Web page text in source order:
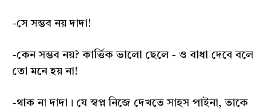
-সে সম্ভব নয় দাদা!
-কেন সম্ভব নয়? কার্ত্তিক ভালো ছেলে - ও বাধা দেবে বলে
তো মনে হয় না!
-থাক না দাদা। যে স্বপ্ন নিজে দেখতে সাহস পাইনা, তাকে